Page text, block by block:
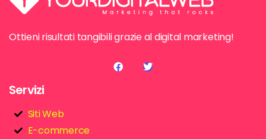
Ottieni risultati tangibili grazie al digital marketing!
Servizi
Siti Web
E-commerce